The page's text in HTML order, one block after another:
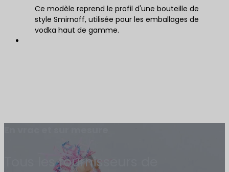
Ce modèle reprend le profil d'une bouteille de
style Smirnoff, utilisée pour les emballages de
vodka haut de gamme.
Tous les fournisseurs de